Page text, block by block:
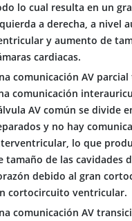
lo cual resulta en un
a derecha, a nivel
y aumento de
cardiacas.
comunicación AV
comunicación
AV común se divide
y no hay
lo que
tamaño de las cavidades
debido al gran
cortocircuito ventricular.
comunicación AV